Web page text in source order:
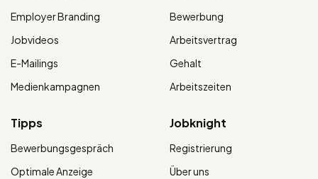
Employer Branding
Jobvideos
E-Mailings
Medienkampagnen
Bewerbung
Arbeitsvertrag
Gehalt
Arbeitszeiten
Tipps
Bewerbungsgespräch
Optimale Anzeige
Jobknight
Registrierung
Über uns